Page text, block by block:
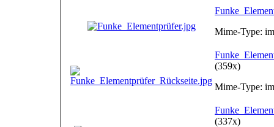
Mime-Type:
(359x)
Mime-Type:
(337x)